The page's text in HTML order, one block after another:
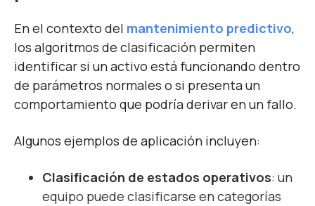
En el contexto del mantenimiento predictivo,
los algoritmos de clasificación permiten
identificar si un activo está funcionando dentro
de parámetros normales o si presenta un
comportamiento que podría derivar en un fallo.
Algunos ejemplos de aplicación incluyen:
Clasificación de estados operativos: un
equipo puede clasificarse en categorías